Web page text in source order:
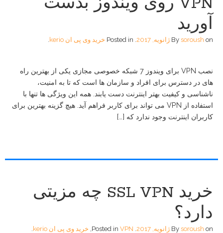
آورید
By soroush on ژانویه, 2017 .
Posted in خرید وی پی ان kerio .
نصب VPN برای ویندوز 7 شبکه خصوصی مجازی یکی از بهترین راه
های در دسترس برای افراد و سازمان ها است که تا به امنیت،
ناشناسی و کیفیت بهتر اینترنت دست یابند. همه این ویژگی ها تنها با
استفاده از VPN می تواند برای کاربر فراهم آید. هیچ گزینه بهترین برای
کاربران اینترنت وجود ندارد که […]
خرید SSL VPN چه مزیتی
دارد؟
By soroush on ژانویه, 2017 Posted in VPN خرید وی پی ان kerio